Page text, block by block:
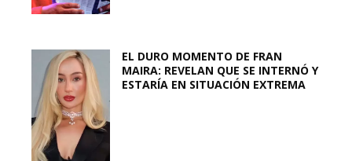
EL DURO MOMENTO DE FRAN
MAIRA: REVELAN QUE SE INTERNÓ Y
ESTARÍA EN SITUACIÓN EXTREMA